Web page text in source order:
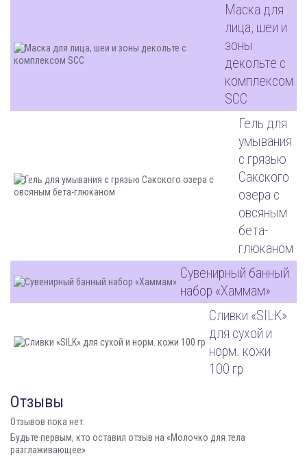
Маска для
лица, шеи и
зоны
декольте с
комплексом
SCC
Гель для
умывания
с грязью
Сакского
озера с
овсяным
бета-
глюканом
Сувенирный банный
набор «Хаммам»
Сливки «SILK»
для сухой и
норм. кожи
100 гр
Отзывы
Отзывов пока нет.
Будьте первым, кто оставил отзыв на «Молочко для тела
разглаживающее»